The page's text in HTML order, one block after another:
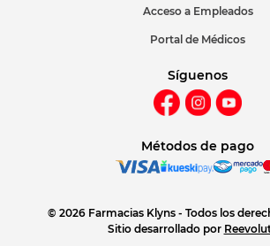
Acceso a Empleados
Portal de Médicos
Síguenos
Métodos de pago
© 2026 Farmacias Klyns - Todos los
Sitio desarrollado por